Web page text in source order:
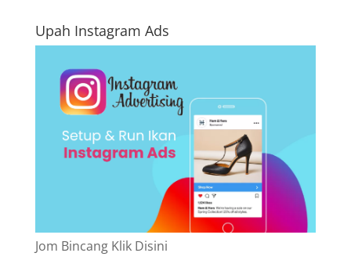
Upah Instagram Ads
Jom Bincang Klik Disini